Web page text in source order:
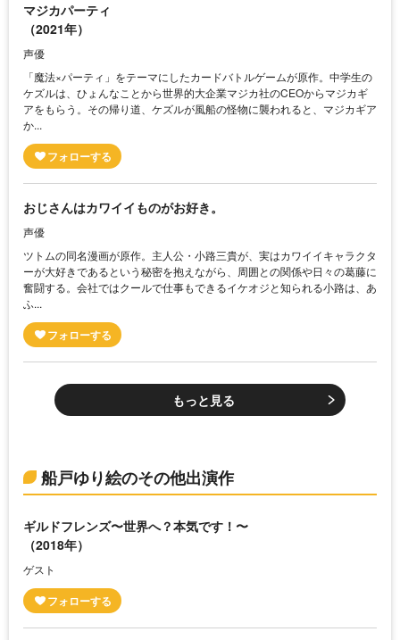
マジカパーティ
（2021年）
声優
「魔法×パーティ」をテーマにしたカードバトルゲームが原作。中学生の
ケズルは、ひょんなことから世界的大企業マジカ社のCEOからマジカギ
アをもらう。その帰り道、ケズルが風船の怪物に襲われると、マジカギア
か...
おじさんはカワイイものがお好き。
声優
ツトムの同名漫画が原作。主人公・小路三貴が、実はカワイイキャラクタ
ーが大好きであるという秘密を抱えながら、周囲との関係や日々の葛藤に
奮闘する。会社ではクールで仕事もできるイケオジと知られる小路は、あ
ふ...
もっと見る
船戸ゆり絵のその他出演作
ギルドフレンズ〜世界へ？本気です！〜
（2018年）
ゲスト